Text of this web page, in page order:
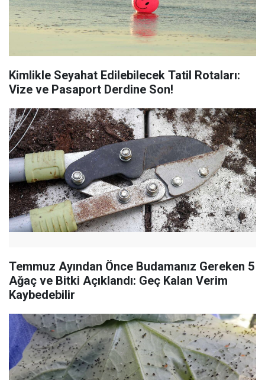
Kimlikle Seyahat Edilebilecek Tatil Rotaları:
Vize ve Pasaport Derdine Son!
Temmuz Ayından Önce Budamanız Gereken 5
Ağaç ve Bitki Açıklandı: Geç Kalan Verim
Kaybedebilir